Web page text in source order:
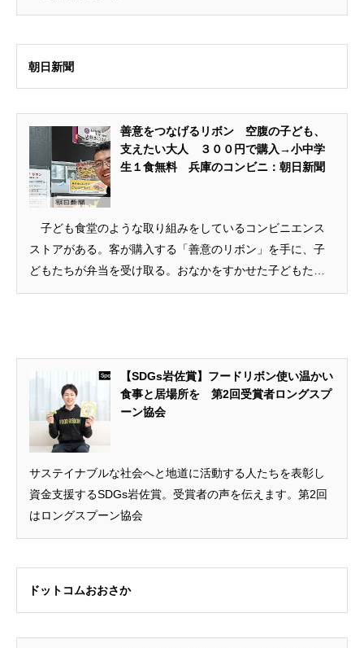
朝日新聞
善意をつなげるリボン 空腹の子ども、
支えたい大人 ３００円で購入→小中学
生１食無料 兵庫のコンビニ：朝日新聞
子ども食堂のような取り組みをしているコンビニエンス
ストアがある。客が購入する「善意のリボン」を手に、子
どもたちが弁当を受け取る。おなかをすかせた子どもたち
を、支える大人がいる。 お昼前の時間。兵庫県…
【SDGs岩佐賞】フードリボン使い温かい
食事と居場所を 第2回受賞者ロングスプ
ーン協会
サステイナブルな社会へと地道に活動する人たちを表彰し
資金支援するSDGs岩佐賞。受賞者の声を伝えます。第2回
はロングスプーン協会
ドットコムおおさか